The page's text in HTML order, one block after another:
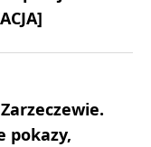
pokazy,